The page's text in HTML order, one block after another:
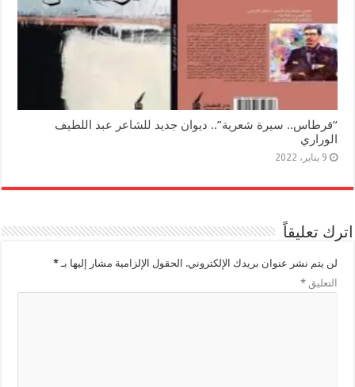
“قرطاس.. سيرة شعرية”.. ديوان جديد للشاعر عبد اللطيف
الوراري
9 يناير، 2022
اترك تعليقاً
لن يتم نشر عنوان بريدك الإلكتروني. الحقول الإلزامية مشار إليها بـ*
التعليق*